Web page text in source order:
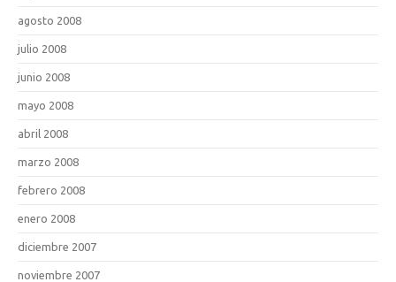
agosto 2008
julio 2008
junio 2008
mayo 2008
abril 2008
marzo 2008
febrero 2008
enero 2008
diciembre 2007
noviembre 2007